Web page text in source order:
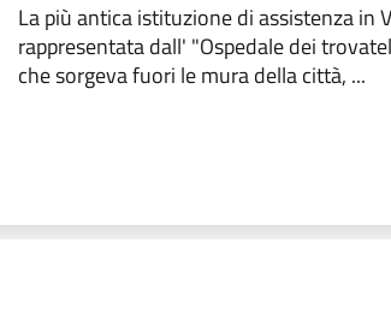
La più antica istituzione di assistenza in
rappresentata dall' "Ospedale dei
che sorgeva fuori le mura della città, ...